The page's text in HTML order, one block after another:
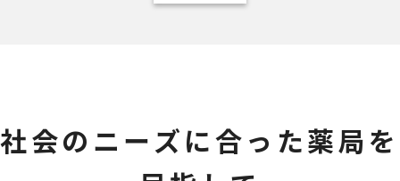
社会のニーズに合った薬局を